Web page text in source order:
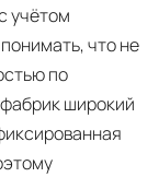
учётом
что не
по
широкий